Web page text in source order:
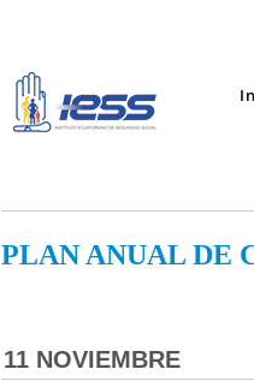
PLAN ANUAL DE
11 NOVIEMBRE